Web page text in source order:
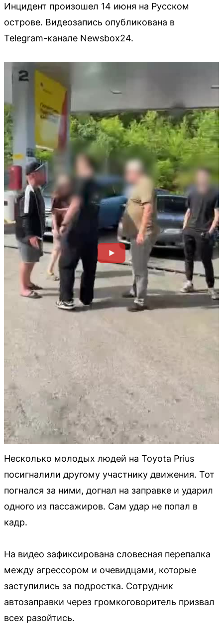
Инцидент произошел 14 июня на Русском
острове. Видеозапись опубликована в
Telegram-канале Newsbox24.
Несколько молодых людей на Toyota Prius
посигналили другому участнику движения. Тот
погнался за ними, догнал на заправке и ударил
одного из пассажиров. Сам удар не попал в
кадр.
На видео зафиксирована словесная перепалка
между агрессором и очевидцами, которые
заступились за подростка. Сотрудник
автозаправки через громкоговоритель призвал
всех разойтись.